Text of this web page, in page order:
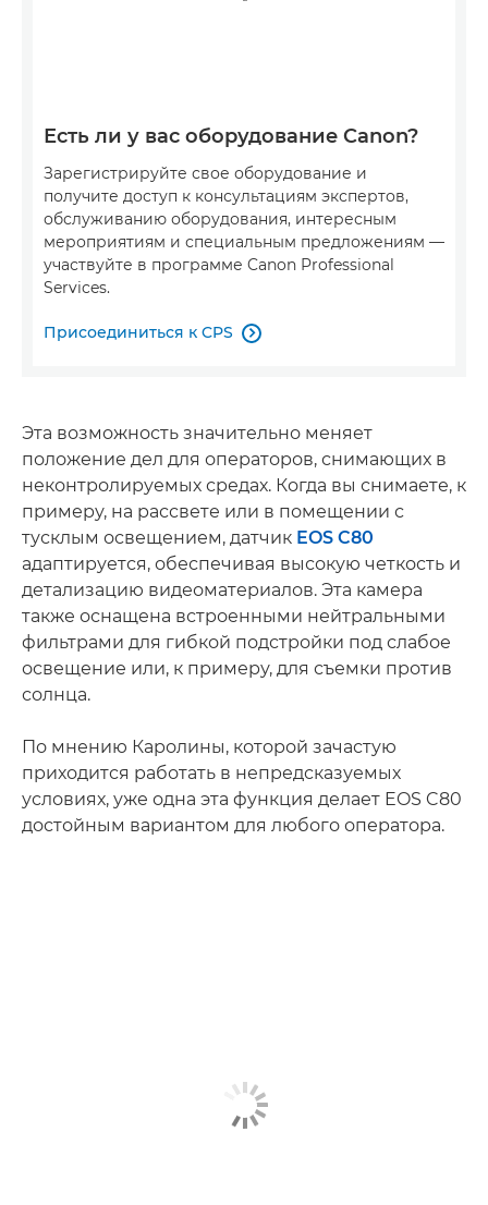
Есть ли у вас оборудование Canon?
Зарегистрируйте свое оборудование и
получите доступ к консультациям экспертов,
обслуживанию оборудования, интересным
мероприятиям и специальным предложениям —
участвуйте в программе Canon Professional
Services.
Присоединиться к CPS 
Эта возможность значительно меняет
положение дел для операторов, снимающих в
неконтролируемых средах. Когда вы снимаете, к
примеру, на рассвете или в помещении с
тусклым освещением, датчик EOS C80
адаптируется, обеспечивая высокую четкость и
детализацию видеоматериалов. Эта камера
также оснащена встроенными нейтральными
фильтрами для гибкой подстройки под слабое
освещение или, к примеру, для съемки против
солнца.
По мнению Каролины, которой зачастую
приходится работать в непредсказуемых
условиях, уже одна эта функция делает EOS C80
достойным вариантом для любого оператора.